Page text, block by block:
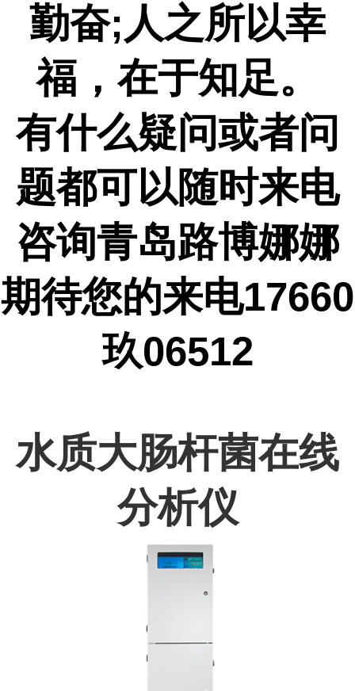
勤奋;人之所以幸
福，在于知足。
有什么疑问或者问
题都可以随时来电
咨询青岛路博娜娜
期待您的来电17660
玖06512
水质大肠杆菌在线
分析仪